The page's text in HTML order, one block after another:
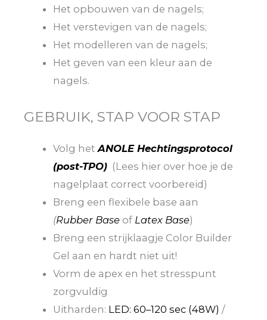
Het opbouwen van de nagels;
Het verstevigen van de nagels;
Het modelleren van de nagels;
Het geven van een kleur aan de
nagels.
GEBRUIK, STAP VOOR STAP
Volg hetANOLE Hechtingsprotocol
(post-TPO) (Lees hier over hoe je de
nagelplaat correct voorbereid)
Breng een flexibele base aan
(Rubber Base of Latex Base)
Breng een strijklaagje Color Builder
Gel aan en hardt niet uit!
Vorm de apex en het stresspunt
zorgvuldig
Uitharden: LED: 60–120 sec (48W) /